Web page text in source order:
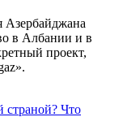
Азербайджана
в Албании и в
проект,